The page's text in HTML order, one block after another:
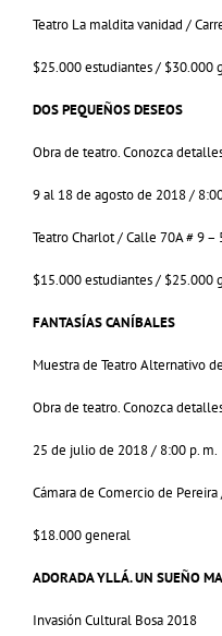
Teatro La maldita vanidad /
$25.000 estudiantes / $30.000
DOS PEQUEÑOS DESEOS
Obra de teatro. Conozca
9 al 18 de agosto de 2018 /
Teatro Charlot / Calle 70A # 9 –
$15.000 estudiantes / $25.000
FANTASÍAS CANÍBALES
Muestra de Teatro Alternativo
Obra de teatro. Conozca
25 de julio de 2018 / 8:00 p. m.
Cámara de Comercio de
$18.000 general
ADORADA YLLÁ. UN SUEÑO
Invasión Cultural Bosa 2018